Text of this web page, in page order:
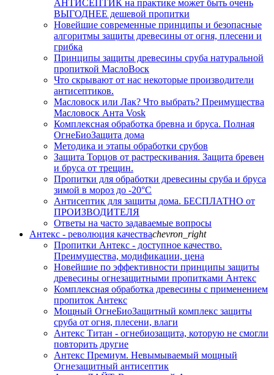
АНТИСЕПТИК на практике может быть очень
ВЫГОДНЕЕ дешевой пропитки
Новейшие современные принципы и безопасные
алгоритмы защиты древесины от огня, плесени и
грибка
Принципы защиты древесины сруба натуральной
пропиткой МаслоВоск
Что скрывают от нас некоторые производители
антисептиков.
Масловоск или Лак? Что выбрать? Преимущества
Масловоск Анта Vosk
Комплексная обработка бревна и бруса. Полная
ОгнеБиоЗащита дома
Методика и этапы обработки срубов
Защита Торцов от растрескивания. Защита бревен
и бруса от трещин.
Пропитки для обработки древесины сруба и бруса
зимой в мороз до -20°С
Антисептик для защиты дома. БЕСПЛАТНО от
ПРОИЗВОДИТЕЛЯ
Ответы на часто задаваемые вопросы
Антекс - революция качестваchevron_right
Пропитки Антекс - доступное качество.
Преимущества, модификации, цена
Новейшие по эффективности принципы защиты
древесины огнезащитными пропитками Антекс
Комплексная обработка древесины с применением
пропиток Антекс
Мощный ОгнеБиоЗащитный комплекс защиты
сруба от огня, плесени, влаги
Антекс Титан - огнебиозащита, которую не смогли
повторить другие
Антекс Премиум. Невымываемый мощный
Огнезащитный антисептик